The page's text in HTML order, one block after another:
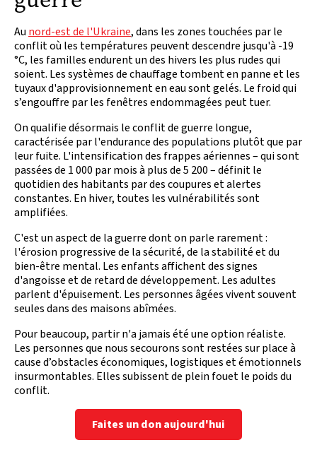
Aunord-est de l'Ukraine, dans les zones touchées par le
conflit où les températures peuvent descendre jusqu'à -19
°C, les familles endurent un des hivers les plus rudes qui
soient. Les systèmes de chauffage tombent en panne et les
tuyaux d'approvisionnement en eau sont gelés. Le froid qui
s’engouffre par les fenêtres endommagées peut tuer.
On qualifie désormais le conflit de guerre longue,
caractérisée par l'endurance des populations plutôt que par
leur fuite. L'intensification des frappes aériennes – qui sont
passées de 1 000 par mois à plus de 5 200 – définit le
quotidien des habitants par des coupures et alertes
constantes. En hiver, toutes les vulnérabilités sont
amplifiées.
C'est un aspect de la guerre dont on parle rarement :
l'érosion progressive de la sécurité, de la stabilité et du
bien-être mental. Les enfants affichent des signes
d'angoisse et de retard de développement. Les adultes
parlent d'épuisement. Les personnes âgées vivent souvent
seules dans des maisons abîmées.
Pour beaucoup, partir n'a jamais été une option réaliste.
Les personnes que nous secourons sont restées sur place à
cause d’obstacles économiques, logistiques et émotionnels
insurmontables. Elles subissent de plein fouet le poids du
conflit.
Faites un don aujourd'hui